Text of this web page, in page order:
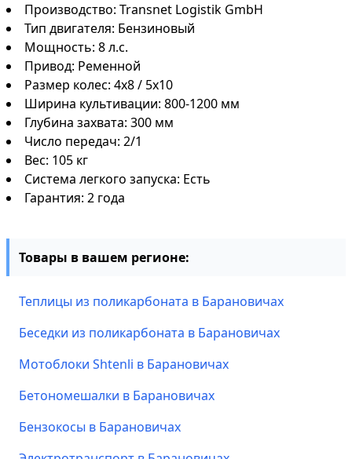
Производство: Transnet Logistik GmbH
Тип двигателя: Бензиновый
Мощность: 8 л.с.
Привод: Ременной
Размер колес: 4х8 / 5х10
Ширина культивации: 800-1200 мм
Глубина захвата: 300 мм
Число передач: 2/1
Вес: 105 кг
Система легкого запуска: Есть
Гарантия: 2 года
Товары в вашем регионе:
Теплицы из поликарбоната в Барановичах
Беседки из поликарбоната в Барановичах
Мотоблоки Shtenli в Барановичах
Бетономешалки в Барановичах
Бензокосы в Барановичах